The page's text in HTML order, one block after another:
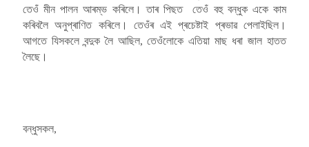
তেওঁ মীন পালন আৰম্ভ কৰিলে। তাৰ পিছত তেওঁ বহু বন্ধুক একে কাম
কৰিবলৈ অনুপ্ৰাণিত কৰিলে। তেওঁৰ এই প্ৰচেষ্টাই প্ৰভাৱ পেলাইছিল।
আগতে যিসকলে বন্দুক লৈ আছিল, তেওঁলোকে এতিয়া মাছ ধৰা জাল হাতত
লৈছে।
বন্ধুসকল,